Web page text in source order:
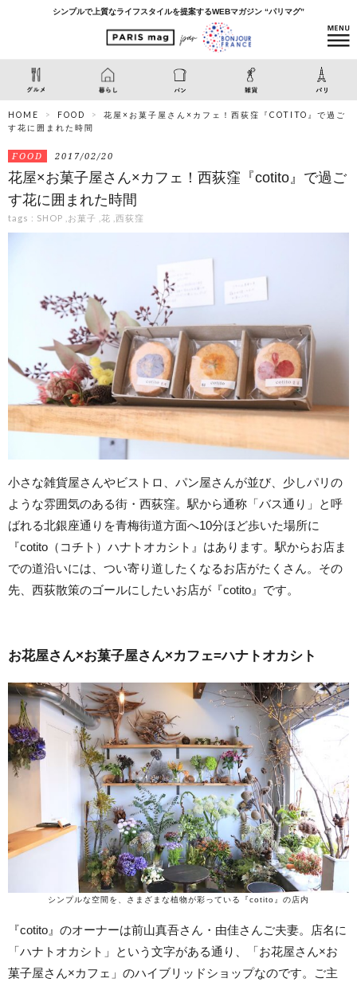
シンプルで上質なライフスタイルを提案するWEBマガジン “パリマグ”
HOME FOOD
花屋×お菓子屋さん×カフェ！西荻窪『COTITO』で過ご
す花に囲まれた時間
FOOD 2017/02/20
花屋×お菓子屋さん×カフェ！西荻窪『cotito』で過ご
す花に囲まれた時間
tags : SHOP お菓子 花 西荻窪
小さな雑貨屋さんやビストロ、パン屋さんが並び、少しパリの
ような雰囲気のある街・西荻窪。駅から通称「バス通り」と呼
ばれる北銀座通りを青梅街道方面へ10分ほど歩いた場所に
『cotito（コチト）ハナトオカシト』はあります。駅からお店ま
での道沿いには、つい寄り道したくなるお店がたくさん。その
先、西荻散策のゴールにしたいお店が『cotito』です。
お花屋さん×お菓子屋さん×カフェ=ハナトオカシト
シンプルな空間を、さまざまな植物が彩っている『cotito』の店内
『cotito』のオーナーは前山真吾さん・由佳さんご夫妻。店名に
「ハナトオカシト」という文字がある通り、「お花屋さん×お
菓子屋さん×カフェ」のハイブリッドショップなのです。ご主